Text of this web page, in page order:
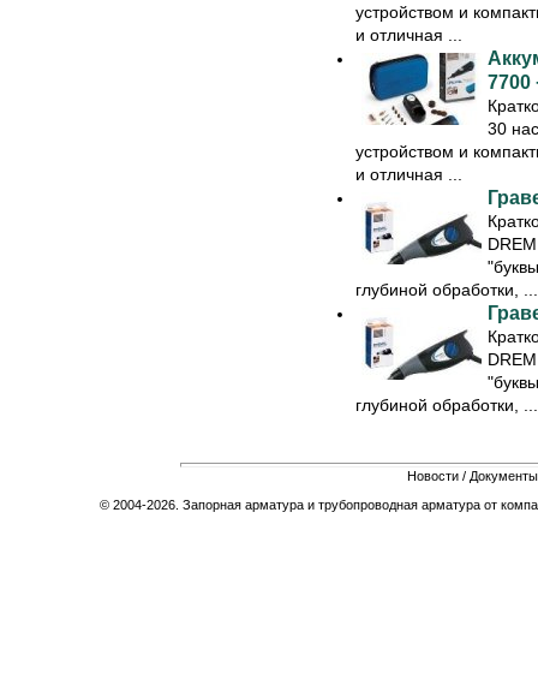
устройством и
и отличная ...
7700
30
устройством и
и отличная ...
глубиной обработки, ...
глубиной обработки, ...
Новости / Документы
© 2004-2026. Запорная арматура и трубопроводная арматура от